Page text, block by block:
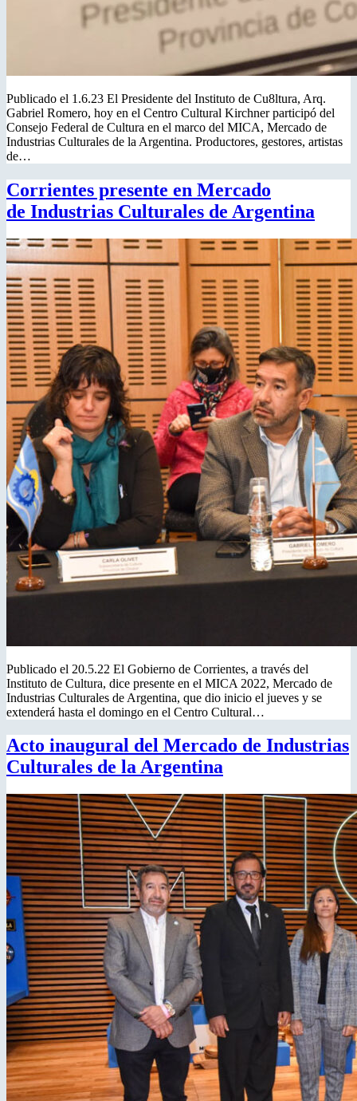
Publicado el 1.6.23 El Presidente del Instituto de Cu8ltura, Arq.
Gabriel Romero, hoy en el Centro Cultural Kirchner participó del
Consejo Federal de Cultura en el marco del MICA, Mercado de
Industrias Culturales de la Argentina. Productores, gestores, artistas
de…
Corrientes presente en Mercado
de Industrias Culturales de Argentina
Publicado el 20.5.22 El Gobierno de Corrientes, a través del
Instituto de Cultura, dice presente en el MICA 2022, Mercado de
Industrias Culturales de Argentina, que dio inicio el jueves y se
extenderá hasta el domingo en el Centro Cultural…
Acto inaugural del Mercado de Industrias
Culturales de la Argentina